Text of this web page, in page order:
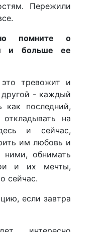
Пережили
помните о
и больше ее
тревожит и
другой - каждый
как последний,
на
и сейчас,
им любовь и
ними, обнимать
и их мечты,
сейчас.
если завтра